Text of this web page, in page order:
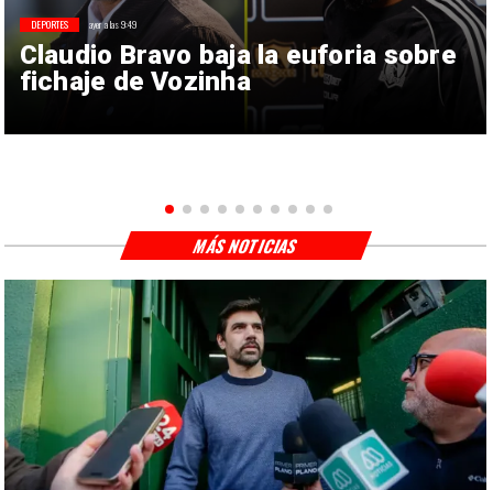
Claudio Bravo baja la euforia sobre
fichaje de Vozinha
DEPORTES ayer a las 9:49
MÁS NOTICIAS